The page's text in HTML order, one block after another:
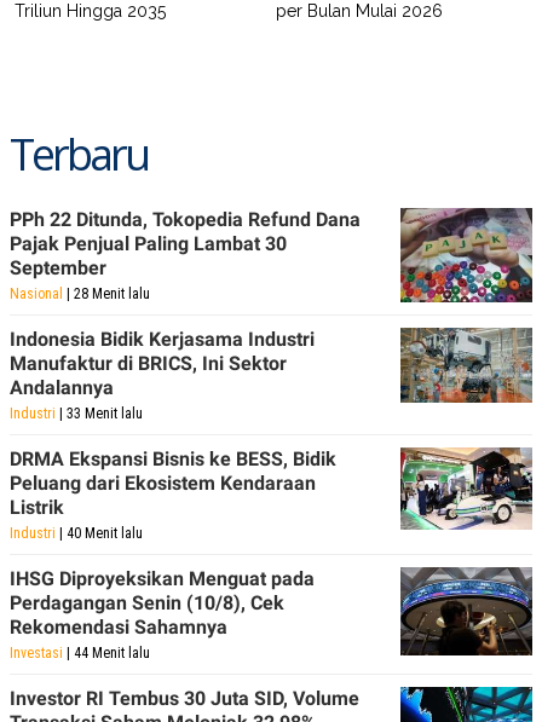
Triliun Hingga 2035
per Bulan Mulai 2026
Terbaru
PPh 22 Ditunda, Tokopedia Refund Dana
Pajak Penjual Paling Lambat 30
September
Nasional | 28 Menit lalu
Indonesia Bidik Kerjasama Industri
Manufaktur di BRICS, Ini Sektor
Andalannya
Industri | 33 Menit lalu
DRMA Ekspansi Bisnis ke BESS, Bidik
Peluang dari Ekosistem Kendaraan
Listrik
Industri | 40 Menit lalu
IHSG Diproyeksikan Menguat pada
Perdagangan Senin (10/8), Cek
Rekomendasi Sahamnya
Investasi | 44 Menit lalu
Investor RI Tembus 30 Juta SID, Volume